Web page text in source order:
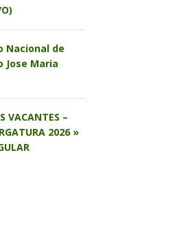
Nacional de
Jose Maria
VACANTES –
2026 »